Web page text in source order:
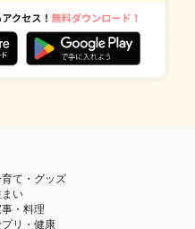
て・グッズ
い
・料理
リ・健康